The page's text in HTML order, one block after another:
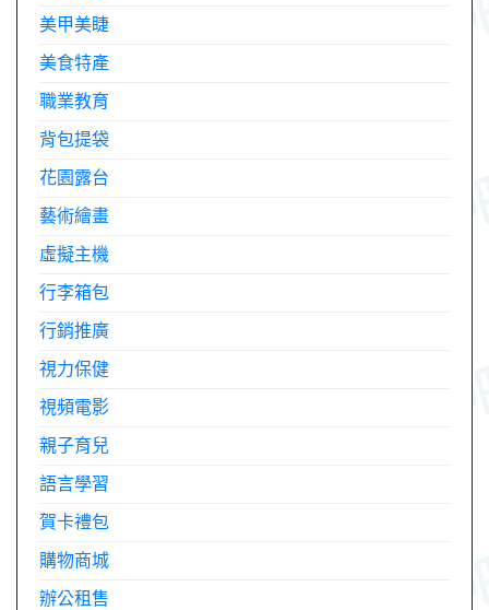
美甲美睫
美食特產
職業教育
背包提袋
花園露台
藝術繪畫
虛擬主機
行李箱包
行銷推廣
視力保健
視頻電影
親子育兒
語言學習
賀卡禮包
購物商城
辦公租售